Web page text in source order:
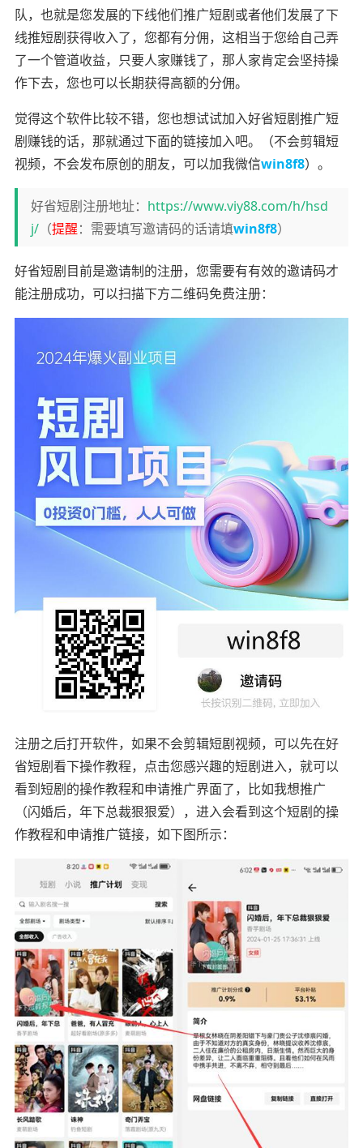
队，也就是您发展的下线他们推广短剧或者他们发展了下
线推短剧获得收入了，您都有分佣，这相当于您给自己弄
了一个管道收益，只要人家赚钱了，那人家肯定会坚持操
作下去，您也可以长期获得高额的分佣。
觉得这个软件比较不错，您也想试试加入好省短剧推广短
剧赚钱的话，那就通过下面的链接加入吧。（不会剪辑短
视频，不会发布原创的朋友，可以加我微信win8f8）。
好省短剧注册地址： https://www.viy88.com/h/hsd
j/（提醒：需要填写邀请码的话请填win8f8）
好省短剧目前是邀请制的注册，您需要有有效的邀请码才
能注册成功，可以扫描下方二维码免费注册：
注册之后打开软件，如果不会剪辑短剧视频，可以先在好
省短剧看下操作教程，点击您感兴趣的短剧进入，就可以
看到短剧的操作教程和申请推广界面了，比如我想推广
（闪婚后，年下总裁狠狠爱），进入会看到这个短剧的操
作教程和申请推广链接，如下图所示：